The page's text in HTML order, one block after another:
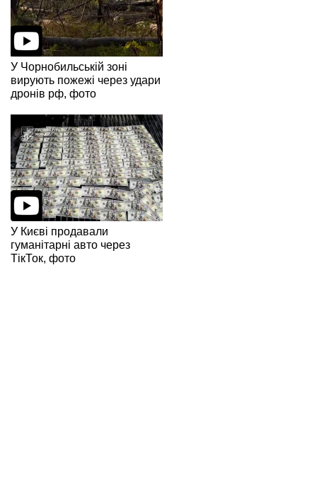
У Чорнобильській зоні
вирують пожежі через удари
дронів рф, фото
У Києві продавали
гуманітарні авто через
ТікТок, фото